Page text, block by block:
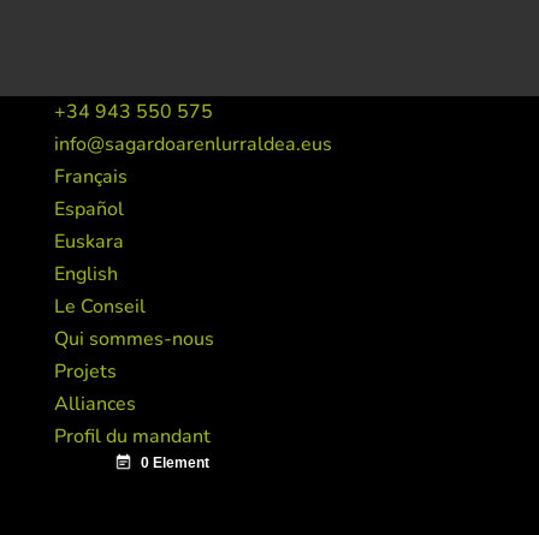
+34 943 550 575
info@sagardoarenlurraldea.eus
Français
Español
Euskara
English
Le Conseil
Qui sommes-nous
Projets
Alliances
Profil du mandant